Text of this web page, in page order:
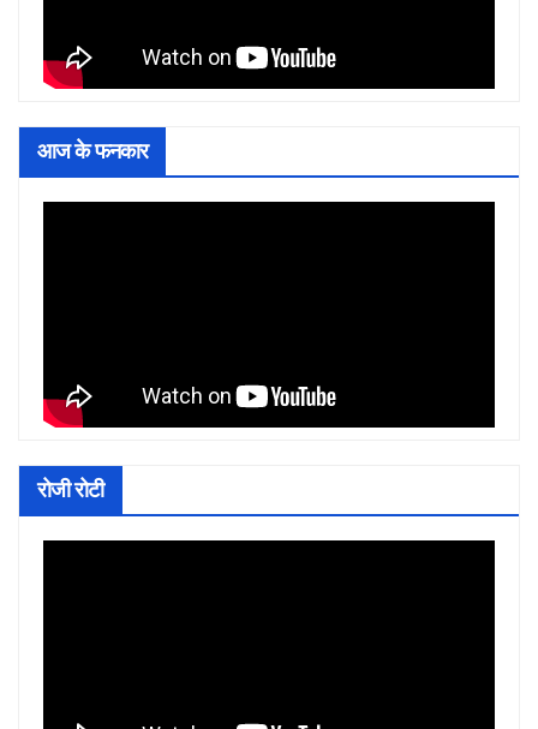
आज के फनकार
रोजी रोटी